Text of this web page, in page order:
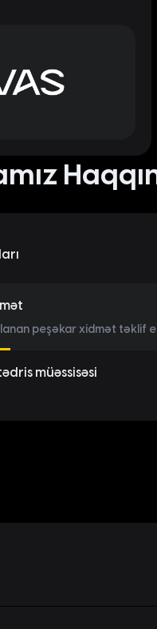
peşəkar xidmət təklif
müəssisəsi